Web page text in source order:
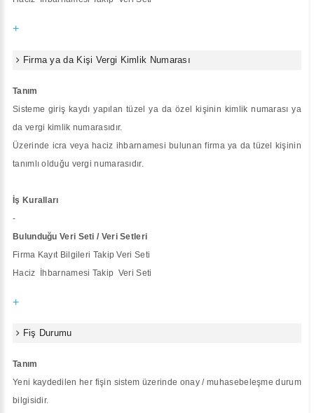
+
Firma ya da Kişi Vergi Kimlik Numarası
Tanım
Sisteme giriş kaydı yapılan tüzel ya da özel kişinin kimlik numarası ya
da vergi kimlik numarasıdır.
Üzerinde icra veya haciz ihbarnamesi bulunan firma ya da tüzel kişinin
tanımlı olduğu vergi numarasıdır.
İş Kuralları
-
Bulunduğu Veri Seti / Veri Setleri
Firma Kayıt Bilgileri Takip Veri Seti
Haciz İhbarnamesi Takip Veri Seti
+
Fiş Durumu
Tanım
Yeni kaydedilen her fişin sistem üzerinde onay / muhasebeleşme durum
bilgisidir.